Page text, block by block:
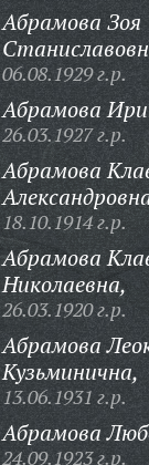
Абрамова Зоя
06.08.1929 г.р.
Абрамова
26.03.1927 г.р.
Абрамова
18.10.1914 г.р.
Абрамова
Николаевна,
26.03.1920 г.р.
Абрамова
Кузьминична,
13.06.1931 г.р.
Абрамова
24.09.1923 г.р.